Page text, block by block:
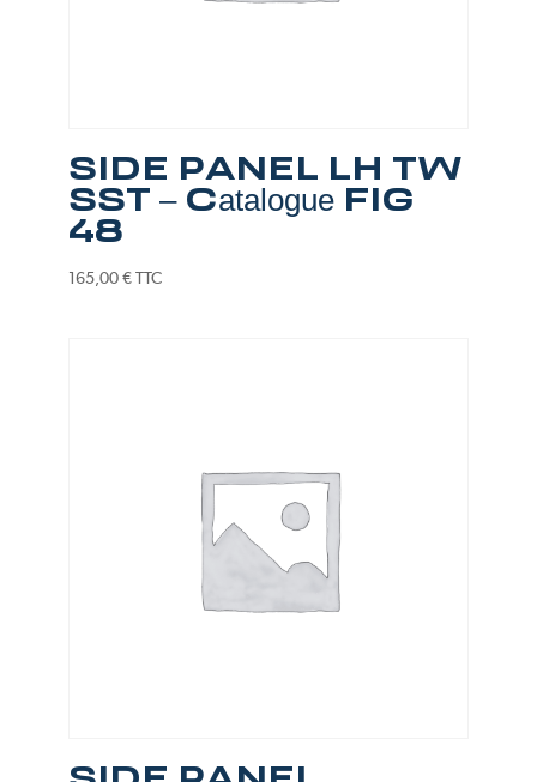
SIDE PANEL LH TW
SST – Catalogue FIG
48
165,00€ TTC